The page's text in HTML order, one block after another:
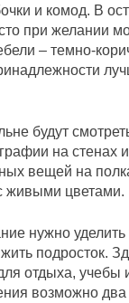
и комод. В
при желании
– темно-
будут
на стенах
вещей на
живыми цветами.
нужно уделить
жить подросток.
отдыха, учебы
возможно два